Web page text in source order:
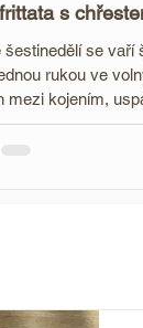
s
a kozím
šestinedělí se vaří
rukou ve
mezi kojením,
přebalováním…